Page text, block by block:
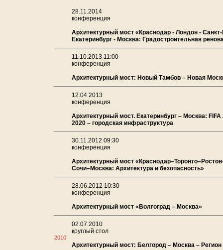
28.11.2014
конференция
Архитектурный мост «Краснодар - Лондон - Санкт-
Екатеринбург - Москва: Градостроительная
11.10.2013 11:00
конференция
Архитектурный мост: Новый Тамбов – Новая
12.04.2013
конференция
Архитектурный мост. Екатеринбург – Москва: FIFA
2020 – городская инфраструктура
30.11.2012 09:30
конференция
Архитектурный мост
Сочи–Москва: Архитектура и безопасность»
28.06.2012 10:30
конференция
Архитектурный мост «Волгоград – Москва»
2010
02.07.2010
круглый стол
Архитектурный мост: Белгород – Москва – Регион